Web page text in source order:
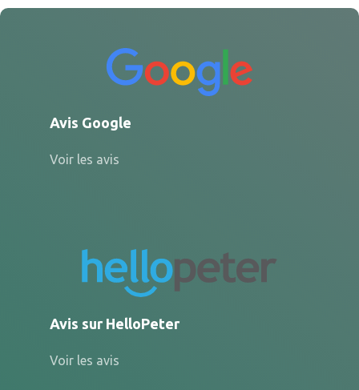
Avis Google
Voir les avis
Avis sur HelloPeter
Voir les avis